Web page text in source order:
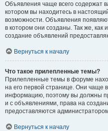
Объявления чаще всего
котором вы находитесь в
возможности. Объявления
в котором они созданы. Так же,
создание объявлений
Вернуться к началу
Что такое прилепленные темы?
Прилепленные темы в форуме
на его первой странице. Они чаще
информацию, поэтому вы должны
и с объявлениями, права на
предоставляются
Вернуться к началу